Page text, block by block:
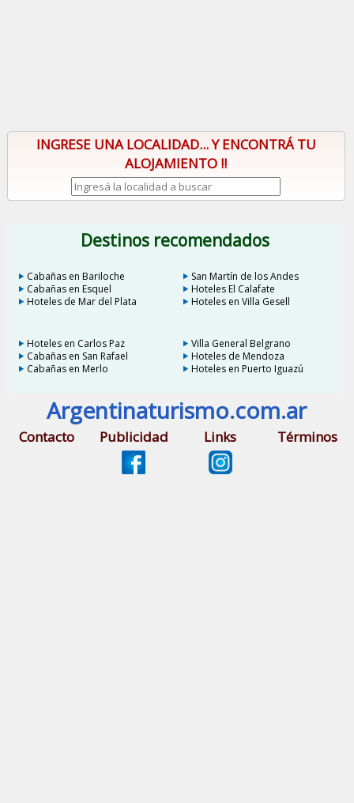
INGRESE UNA LOCALIDAD... Y ENCONTRÁ TU
ALOJAMIENTO !!
Destinos recomendados
Cabañas en Bariloche
San Martín de los Andes
Cabañas en Esquel
Hoteles El Calafate
Hoteles de Mar del Plata
Hoteles en Villa Gesell
Hoteles en Carlos Paz
Villa General Belgrano
Cabañas en San Rafael
Hoteles de Mendoza
Cabañas en Merlo
Hoteles en Puerto Iguazú
Argentinaturismo.com.ar
Contacto Publicidad Links Términos